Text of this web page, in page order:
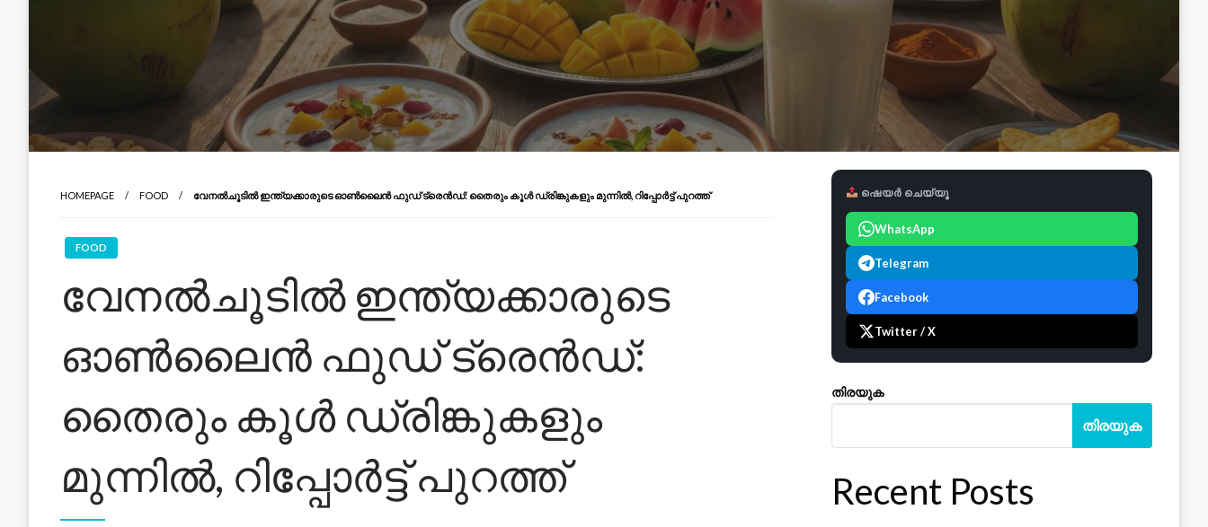
HOMEPAGE FOOD വേനൽചൂടിൽ ഇന്ത്യക്കാരുടെ ഓൺലൈൻ ഫുഡ് ട്രെൻഡ്: തൈരും കൂൾ ഡ്രിങ്കുകളും മുന്നിൽ, റിപ്പോർട്ട് പുറത്ത്
FOOD
വേനൽചൂടിൽ ഇന്ത്യക്കാരുടെ
ഓൺലൈൻ ഫുഡ് ട്രെൻഡ്:
തൈരും കൂൾ ഡ്രിങ്കുകളും
മുന്നിൽ, റിപ്പോർട്ട് പുറത്ത്
ഷെയർ ചെയ്യൂ
WhatsApp
Telegram
Facebook
Twitter / X
തിരയുക
തിരയുക
Recent Posts